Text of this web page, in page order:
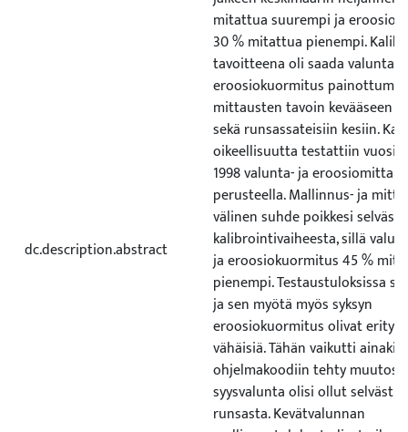
dc.description.abstract
mitattua suurempi ja
30 % mitattua pienempi.
tavoitteena oli saada valunta ja
eroosiokuormitus
mittausten tavoin kevääseen
sekä runsassateisiin kesiin.
oikeellisuutta testattiin
1998 valunta- ja
perusteella. Mallinnus- ja
välinen suhde poikkesi selvästi
kalibrointivaiheesta, sillä
ja eroosiokuormitus 45 %
pienempi. Testaustuloksissa
ja sen myötä myös syksyn
eroosiokuormitus olivat
vähäisiä. Tähän vaikutti ainakin
ohjelmakoodiin tehty muutos,
syysvalunta olisi ollut selvästi
runsasta. Kevätvalunnan